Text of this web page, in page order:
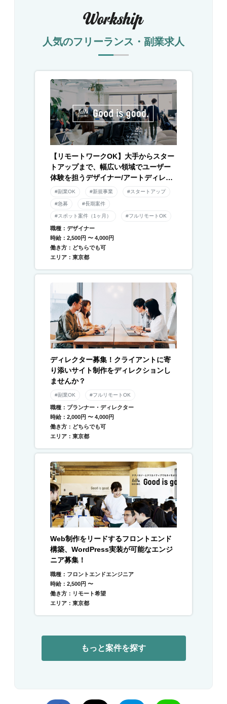
人気のフリーランス・副業求人
【リモートワークOK】大手からスター
トアップまで、幅広い領域でユーザー
体験を担うデザイナー/アートディレク
ター募集！
#副業OK #新規事業 #スタートアップ
#急募 #長期案件
#スポット案件（1ヶ月） #フルリモートOK
職種：デザイナー
時給：2,500円 〜 4,000円
働き方：どちらでも可
エリア：東京都
ディレクター募集！クライアントに寄
り添いサイト制作をディレクションし
ませんか？
#副業OK #フルリモートOK
職種：プランナー・ディレクター
時給：2,000円 〜 4,000円
働き方：どちらでも可
エリア：東京都
Web制作をリードするフロントエンド
構築、WordPress実装が可能なエンジ
ニア募集！
職種：フロントエンドエンジニア
時給：2,500円 〜
働き方：リモート希望
エリア：東京都
もっと案件を探す